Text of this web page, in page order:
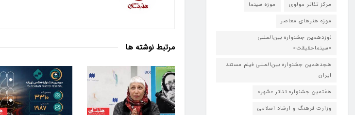
مرتبط نوشته ها
مرکز تئاتر مولوی
موزه سینما
موزه هنرهای معاصر
نوزدهمین جشنواره بین‌المللی
«سینماحقیقت»
هجدهمین جشنواره بین‌المللی فیلم مستند
ایران
هفتمین جشنواره تئاتر «شهر»
وزارت فرهنگ و ارشاد اسلامی